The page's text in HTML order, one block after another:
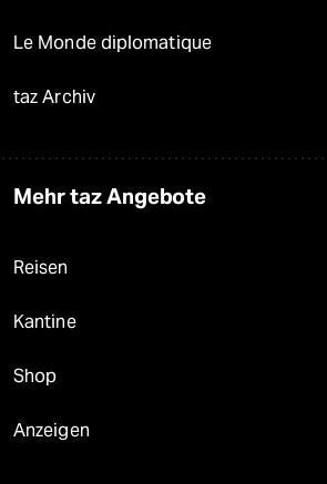
Le Monde diplomatique
taz Archiv
Mehr taz Angebote
Reisen
Kantine
Shop
Anzeigen